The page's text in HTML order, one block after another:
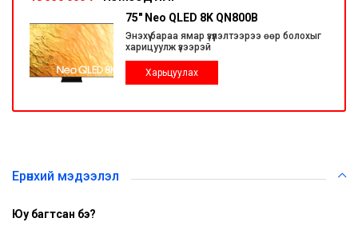
75" Neo QLED 8K QN800B
Энэхүү бараа ямар үзүүлэлтээрээ өөр болохыг
харицуулж үзээрэй
Харьцуулах
Ерөнхий мэдээлэл
Юу багтсан бэ?